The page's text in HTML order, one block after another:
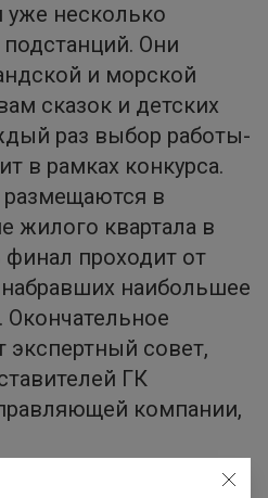
уже несколько
Они
и морской
сказок и детских
раз выбор работы-
в рамках конкурса.
в
жилого квартала в
финал проходит от
набравших наибольшее
Окончательное
совет,
ГК
компании,
по маркетингу ГК